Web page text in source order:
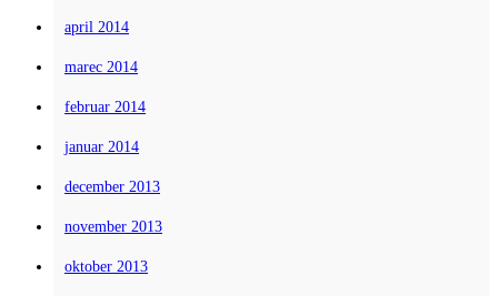
april 2014
marec 2014
februar 2014
januar 2014
december 2013
november 2013
oktober 2013